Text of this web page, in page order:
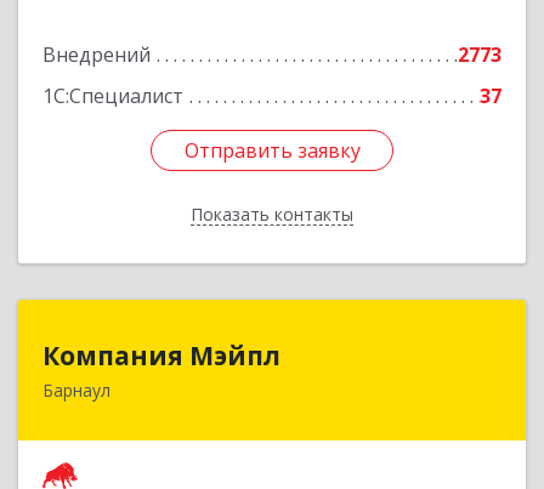
Внедрений
2773
1С:Специалист
37
Отправить заявку
Показать контакты
Отправить заявку
Назад
Компания Мэйпл
Барнаул